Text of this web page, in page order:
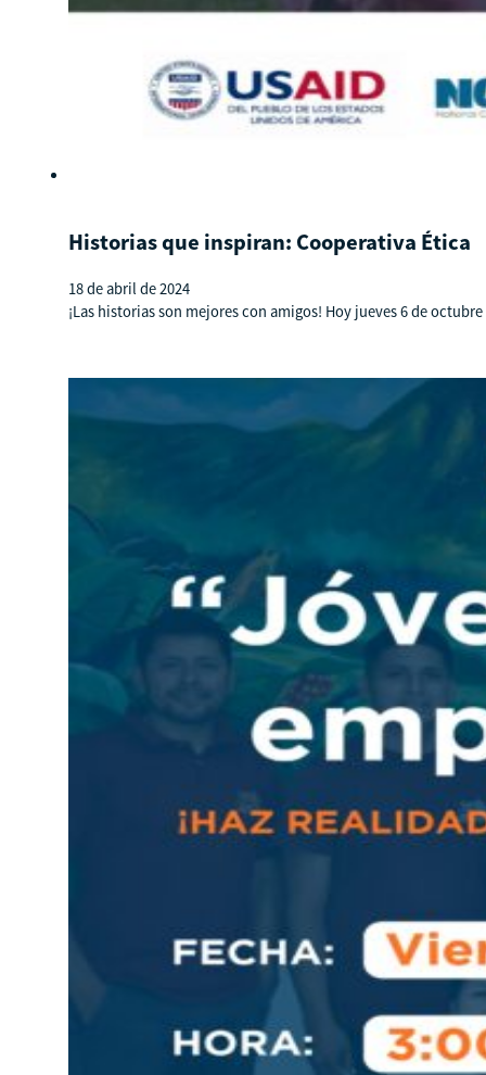
Historias que inspiran: Cooperativa Ética
18 de abril de 2024
¡Las historias son mejores con amigos! Hoy jueves 6 de